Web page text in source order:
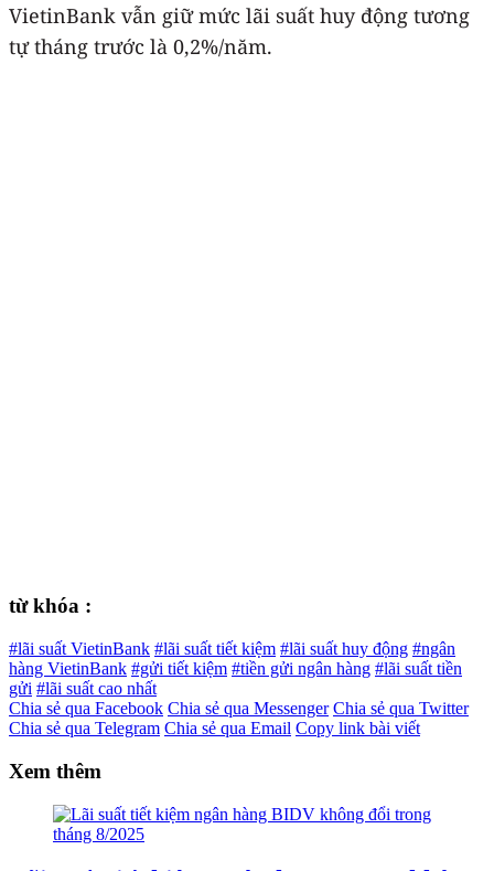
VietinBank vẫn giữ mức lãi suất huy động tương
tự tháng trước là 0,2%/năm.
từ khóa :
#lãi suất VietinBank #lãi suất tiết kiệm #lãi suất huy động #ngân
hàng VietinBank #gửi tiết kiệm #tiền gửi ngân hàng #lãi suất tiền
gửi #lãi suất cao nhất
Chia sẻ qua Facebook Chia sẻ qua Messenger Chia sẻ qua Twitter
Chia sẻ qua Telegram Chia sẻ qua Email Copy link bài viết
Xem thêm